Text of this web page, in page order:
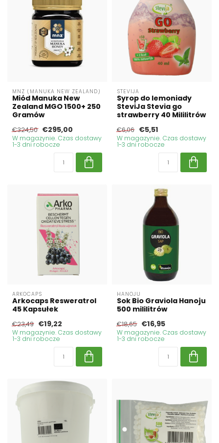
MNZ (MANUKA NEW ZEALAND)
Miód Manuka New
Zealand MGO 1500+ 250
Gramów
€324,50 €295,00
W magazynie. Czas dostawy
1-3 dni robocze
STEVIJA
Syrop do lemoniady
SteviJa Stevia go
strawberry 40 Mililitrów
€6,06 €5,51
W magazynie. Czas dostawy
1-3 dni robocze
ARKOCAPS
Arkocaps Resweratrol
45 Kapsułek
€23,49 €19,22
W magazynie. Czas dostawy
1-3 dni robocze
HANOJU
Sok Bio Graviola Hanoju
500 mililitrów
€18,65 €16,95
W magazynie. Czas dostawy
1-3 dni robocze